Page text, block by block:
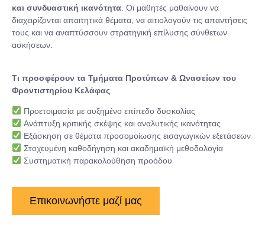
και συνδυαστική ικανότητα. Οι μαθητές μαθαίνουν να
διαχειρίζονται απαιτητικά θέματα, να αιτιολογούν τις απαντήσεις
τους και να αναπτύσσουν στρατηγική επίλυσης σύνθετων
ασκήσεων.
Τι προσφέρουν τα Τμήματα Προτύπων & Ωνασείων του
Φροντιστηρίου Κελάφας
Προετοιμασία με αυξημένο επίπεδο δυσκολίας
Ανάπτυξη κριτικής σκέψης και αναλυτικής ικανότητας
Εξάσκηση σε θέματα προσομοίωσης εισαγωγικών εξετάσεων
Στοχευμένη καθοδήγηση και ακαδημαϊκή μεθοδολογία
Συστηματική παρακολούθηση προόδου
Επικοινωνήστε μαζί μας